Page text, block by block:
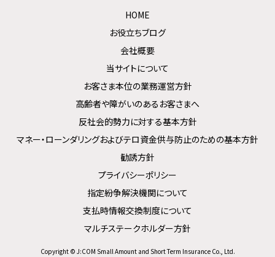
HOME
お役立ちブログ
会社概要
当サイトについて
お客さま本位の業務運営方針
高齢者や障がいのあるお客さまへ
反社会的勢力に対する基本方針
マネー・ローンダリングおよびテロ資金供与防止のための基本方針
勧誘方針
プライバシーポリシー
指定紛争解決機関について
支払時情報交換制度について
マルチステークホルダー方針
Copyright © J:COM Small Amount and Short Term Insurance Co., Ltd.